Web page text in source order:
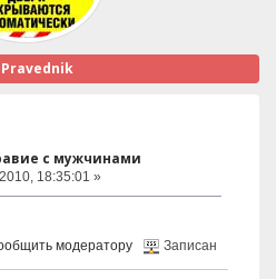
Pravednik
с мужчинами
18:35:01 »
модератору Записан